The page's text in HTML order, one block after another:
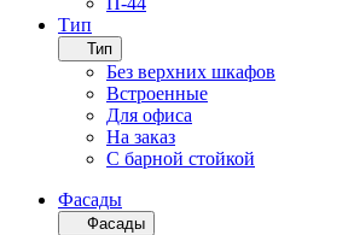
Тип
Тип
Без верхних шкафов
Встроенные
Для офиса
На заказ
С барной стойкой
Фасады
Фасады